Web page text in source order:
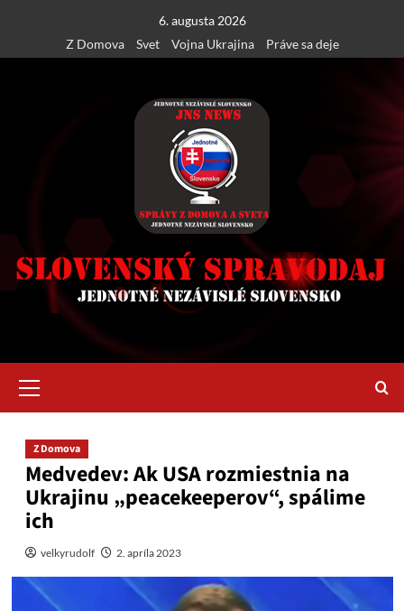
content
6. augusta 2026
Z Domova
Svet Vojna Ukrajina Práve sa deje
Menu
Z Domova
Medvedev: Ak USA rozmiestnia na
Ukrajinu „peacekeeperov“, spálime
ich
velkyrudolf 2. apríla 2023